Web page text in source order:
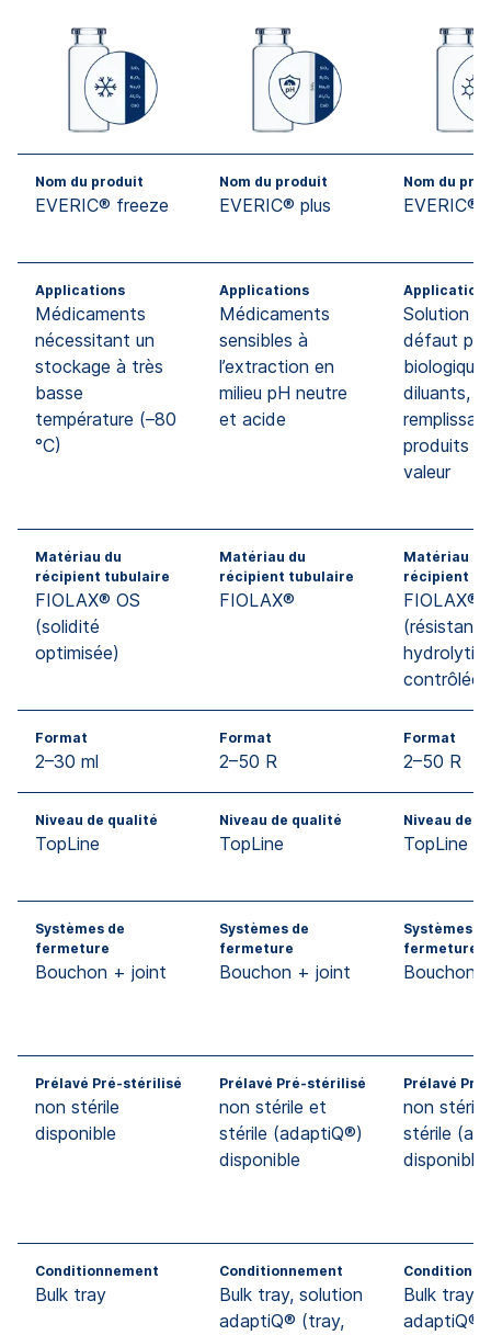
Nom du produit
EVERIC® freeze
Nom du produit
EVERIC® plus
Nom du
EVERIC®
Applications
Médicaments
nécessitant un
stockage à très
basse
température (–80
°C)
Applications
Médicaments
sensibles à
l’extraction en
milieu pH neutre
et acide
Solution
défaut
diluants,
produits
valeur
Matériau du
récipient tubulaire
FIOLAX® OS
(solidité
optimisée)
Matériau du
récipient tubulaire
FIOLAX®
Matériau du
récipient
FIOLAX®
contrôlée)
Format
2–30 ml
Format
2–50 R
Format
2–50 R
Niveau de qualité
TopLine
Niveau de qualité
TopLine
Niveau de
TopLine
Systèmes de
fermeture
Bouchon + joint
Systèmes de
fermeture
Bouchon + joint
Systèmes
fermeture
Bouchon
Prélavé Pré-stérilisé
non stérile
disponible
Prélavé Pré-stérilisé
non stérile et
stérile (adaptiQ®)
disponible
Prélavé
non
stérile
disponible
Conditionnement
Bulk tray
Conditionnement
Bulk tray, solution
adaptiQ® (tray,
Bulk tray,
adaptiQ®